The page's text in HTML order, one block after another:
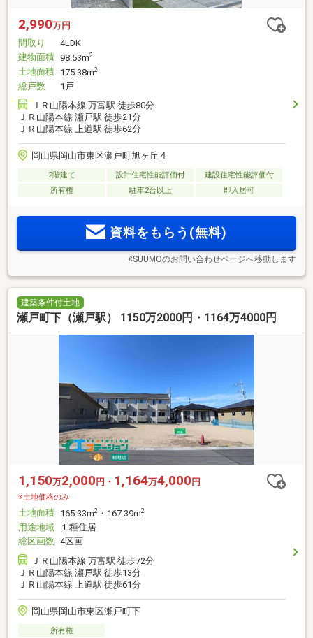
2,990万円
間取り
4LDK
建物面積 98.53m2
土地面積 175.38m2
総戸数
1戸
ＪＲ山陽本線 万富駅 徒歩80分
ＪＲ山陽本線 瀬戸駅 徒歩21分
ＪＲ山陽本線 上道駅 徒歩62分
岡山県岡山市東区瀬戸町旭ヶ丘４
2階建て 設計住宅性能評価付
建設住宅性能評価付
所有権
駐車2台以上 即入居可
資料をもらう(無料)
※SUUMOのお問い合わせページへ移動します
建築条件付土地
瀬戸町下（瀬戸駅） 1150万2000円・1164万4000円
1,150万2,000 円・ 1,164万4,000 円
※土地価格のみ
土地面積 165.33m2 ・167.39m2
用途地域
１種住居
総区画数 4区画
ＪＲ山陽本線 万富駅 徒歩72分
ＪＲ山陽本線 瀬戸駅 徒歩13分
ＪＲ山陽本線 上道駅 徒歩61分
岡山県岡山市東区瀬戸町下
所有権